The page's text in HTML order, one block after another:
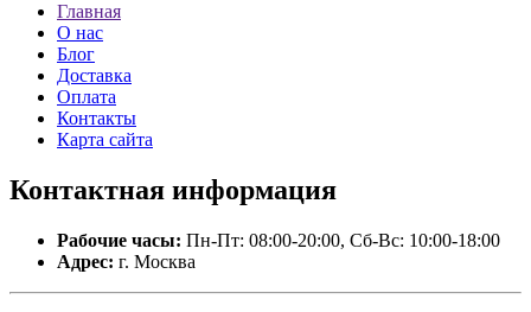
Главная
О нас
Блог
Доставка
Оплата
Контакты
Карта сайта
Контактная информация
Рабочие часы: Пн-Пт: 08:00-20:00, Сб-Вс: 10:00-18:00
Адрес: г. Москва